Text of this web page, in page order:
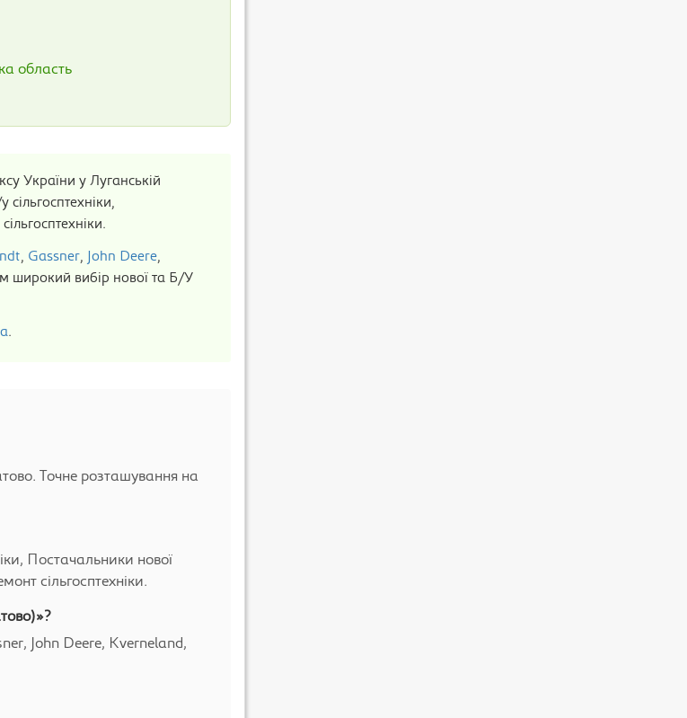
область
України у Луганській
, Gassner, John Deere,
широкий вибір нової та Б/У
.
Точне розташування на
Постачальники нової
сільгосптехніки.
John Deere, Kverneland,